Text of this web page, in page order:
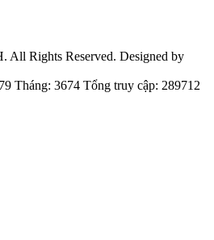
Rights Reserved. Designed by
Tháng: 3674 Tổng truy cập: 289712